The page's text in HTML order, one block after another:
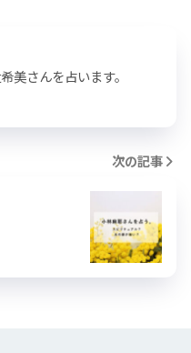
美さんを占います。
次の記事